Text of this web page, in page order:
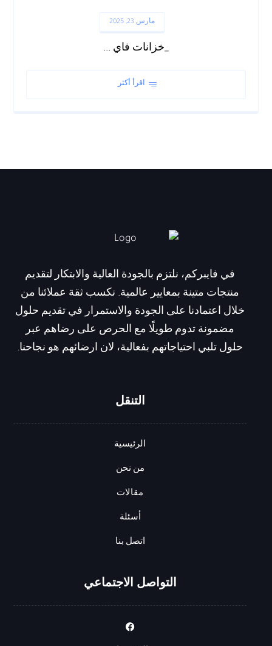
مارس 23, 2025
_خزانات فاي ...
اقرأ أكثر
في فايبركم، نلتزم بالجودة العالية والابتكار لتقديم
منتجات متينة بمعايير عالمية. نكسب ثقة عملائنا من
خلال اعتمادنا على الجودة والاستمرار في تقديم حلول
مضمونة تدوم طويلًا مع الحرص على رضاهم عبر
حلول تلبي احتياجاتهم بفعالية، لان ارضائهم هو نجاحنا.
التنقل
الرئيسية
من نحن
مقالات
أسئلة
اتصل بنا
التواصل الاجتماعي